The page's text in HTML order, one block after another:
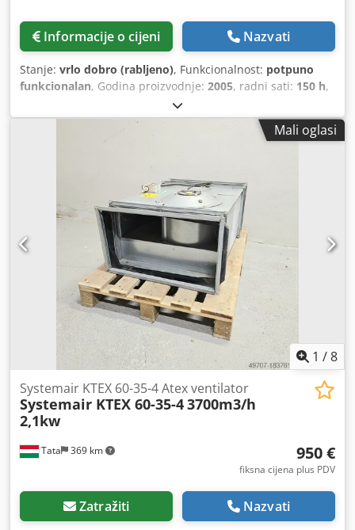
Informacije o cijeni Nazvati
Stanje: vrlo dobro (rabljeno), Funkcionalnost: potpuno
funkcionalan, Godina proizvodnje: 2005, radni sati: 150 h,
BIRLIK PBM 35 stroj za savijanje profila, stroj za savijanje
cijevi na prodaju u vrlo dobrom stanju Proizvođač: BIRLIK
Makina, Tip: PBM 35 Godina proizvodnje: 2007 Promjer
valjka: 148 mm Radna brzina: 4,5 m/min Snaga motora: 1,5
kW Napon: trofazni 380 V, 50 Hz, 3,8 A Širina stroja: 700
mm Duljina stroja: 900 mm Visina stroja: 1400 mm Dsdpfx
Ajxc N Rhoiveck Težina stroja: 375 kg Kapacitet savijanja: I-
profil - u ležećem položaju 120 x 15 (d 750) mm I-profil - u
uspravnom položaju 60 x 10 (d 800) mm Kutni profil 50 x 5
(d 1200) mm Okrugli materijal 35,0 (d 800) mm Maksimalni
promjer cijevi 70 x 2 (d 1200) mm Kvadratni materijal 50 x
Mali oglasi
1 /8
Tata 369 km
Systemair KTEX 60-35-4 Atex ventilator
Systemair KTEX 60-35-43700m3/h
2,1kw
950 €
fiksna cijena plus PDV
Zatražiti Nazvati